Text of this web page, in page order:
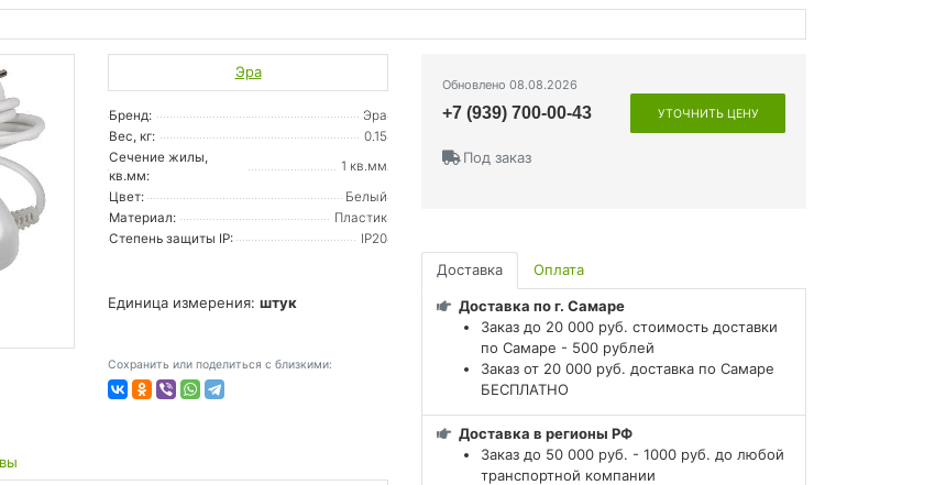
Эра
Бренд:
Эра
Вес, кг:
0.15
Сечение жилы,
кв.мм:
1 кв.мм
Цвет:
Белый
Материал:
Пластик
Степень защиты IP:
IP20
Единица измерения: штук
Сохранить или поделиться с близкими:
Обновлено 08.08.2026
+7 (939) 700-00-43 УТОЧНИТЬ ЦЕНУ
Под заказ
Доставка Оплата
Доставка по г. Самаре
Заказ до 20 000 руб. стоимость доставки
по Самаре - 500 рублей
Заказ от 20 000 руб. доставка по Самаре
БЕСПЛАТНО
Доставка в регионы РФ
Заказ до 50 000 руб. - 1000 руб. до любой
транспортной компании